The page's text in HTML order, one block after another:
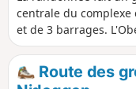
centrale du complexe
et de 3 barrages.
Rursee proprement
l'Eifel, le Rursee
les lacs et les forêts,
Route des